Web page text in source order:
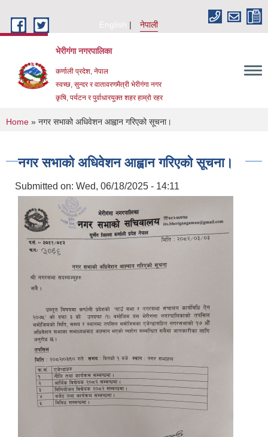
English
नेपाली
भेरीगंगा नगरपालिका
कर्णाली प्रदेश, नेपाल
स्वच्छ, सुन्दर र वातावरणमैत्री भेरीगंगा नगर
कृषि, पर्यटन र पुर्वाधारयुक्त शहर हाम्रो रहर
You are here
Home » नगर सभाको अधिवेशन आह्वान गरिएको सूचना।
नगर सभाको अधिवेशन आह्वान गरिएको सूचना।
Submitted on: Wed, 06/18/2025 - 14:11